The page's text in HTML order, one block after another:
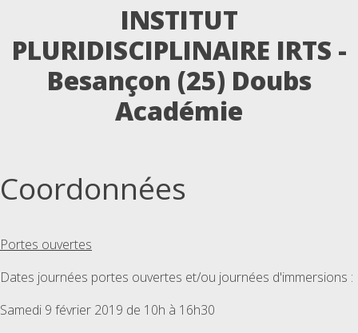
INSTITUT
PLURIDISCIPLINAIRE IRTS -
Besançon (25) Doubs
Académie
Coordonnées
Portes ouvertes
Dates journées portes ouvertes et/ou journées d'immersions :
Samedi 9 février 2019 de 10h à 16h30